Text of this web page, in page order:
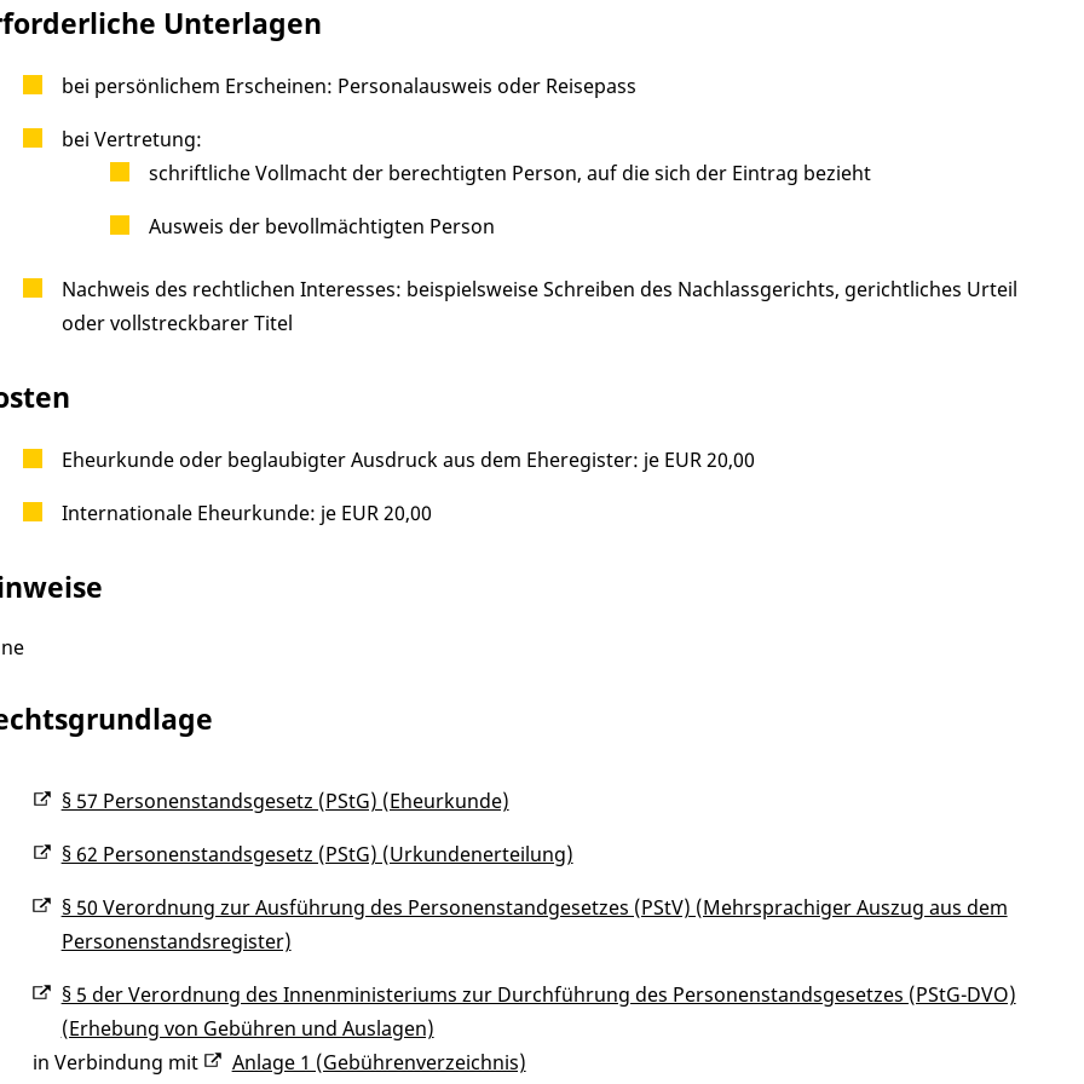
Unterlagen
bei persönlichem Erscheinen: Personalausweis oder Reisepass
bei Vertretung:
schriftliche Vollmacht der berechtigten Person, auf die sich der Eintrag bezieht
Ausweis der bevollmächtigten Person
Nachweis des rechtlichen Interesses: beispielsweise Schreiben des Nachlassgerichts, gerichtliches Urteil
oder vollstreckbarer Titel
Eheurkunde oder beglaubigter Ausdruck aus dem Eheregister: je EUR 20,00
Internationale Eheurkunde: je EUR 20,00
§ 57 Personenstandsgesetz (PStG) (Eheurkunde)
§ 62 Personenstandsgesetz (PStG) (Urkundenerteilung)
§ 50 Verordnung zur Ausführung des Personenstandgesetzes (PStV) (Mehrsprachiger Auszug aus dem
Personenstandsregister)
§ 5 der Verordnung des Innenministeriums zur Durchführung des Personenstandsgesetzes (PStG-DVO)
(Erhebung von Gebühren und Auslagen)
in Verbindung mit
Anlage 1 (Gebührenverzeichnis)